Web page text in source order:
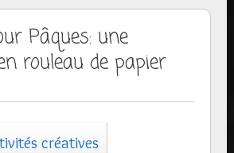
Pâques: une
rouleau de papier
créatives